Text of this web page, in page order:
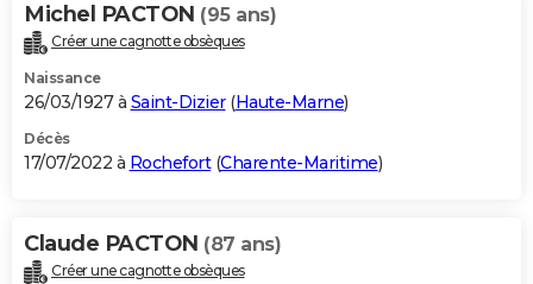
Michel PACTON (95 ans)
Créer une cagnotte obsèques
Naissance
26/03/1927 à Saint-Dizier(Haute-Marne)
Décès
17/07/2022 à Rochefort(Charente-Maritime)
Claude PACTON (87 ans)
Créer une cagnotte obsèques